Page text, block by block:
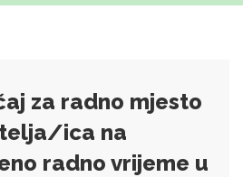
za radno mjesto
ica na
radno vrijeme u